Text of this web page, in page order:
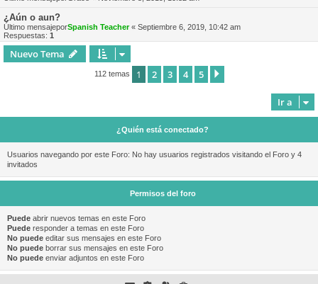
¿Aún o aun?
Último mensajeporSpanish Teacher« Septiembre 6, 2019, 10:42 am
Respuestas: 1
Nuevo Tema
112 temas 1 2 3 4 5
Ir a
¿Quién está conectado?
Usuarios navegando por este Foro: No hay usuarios registrados visitando el Foro y 4
invitados
Permisos del foro
Puede abrir nuevos temas en este Foro
Puede responder a temas en este Foro
No puede editar sus mensajes en este Foro
No puede borrar sus mensajes en este Foro
No puede enviar adjuntos en este Foro